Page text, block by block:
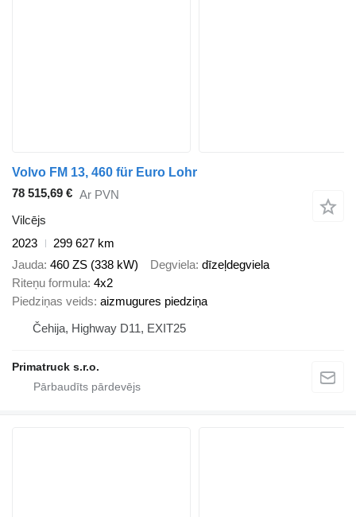
Volvo FM 13, 460 für Euro Lohr
78 515,69 € Ar PVN
Vilcējs
2023
299 627 km
Jauda 460 ZS (338 kW) Degviela dīzeļdegviela
Riteņu formula 4x2
Piedziņas veids aizmugures piedziņa
Čehija, Highway D11, EXIT25
Primatruck s.r.o.